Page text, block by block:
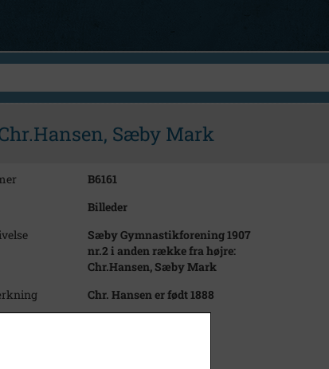
Sæby Mark
B6161
Billeder
Sæby Gymnastikforening 1907
nr.2 i anden række fra højre:
Chr.Hansen, Sæby Mark
Chr. Hansen er født 1888